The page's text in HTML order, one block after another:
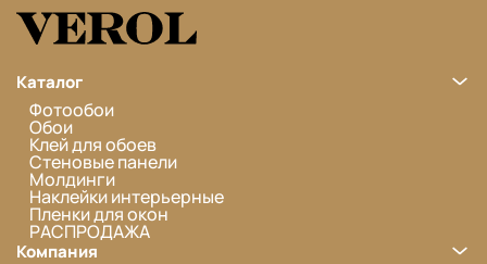
Каталог
Фотообои
Обои
Клей для обоев
Стеновые панели
Молдинги
Наклейки интерьерные
Пленки для окон
РАСПРОДАЖА
Компания